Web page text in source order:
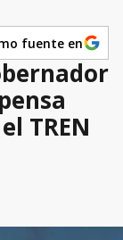
fuente en
TREN